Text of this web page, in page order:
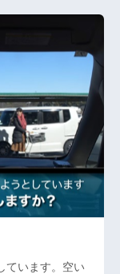
ています。空い